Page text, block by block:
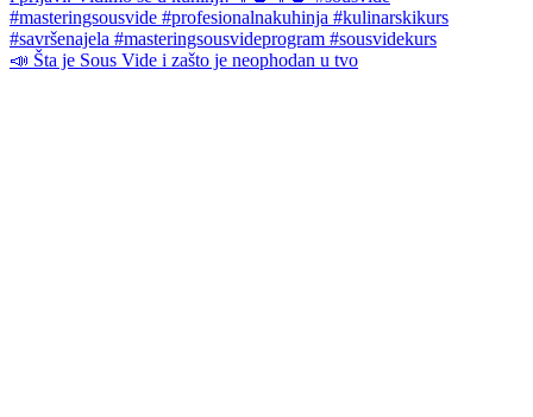
📣 Šta je Sous Vide i zašto je neophodan u tvo